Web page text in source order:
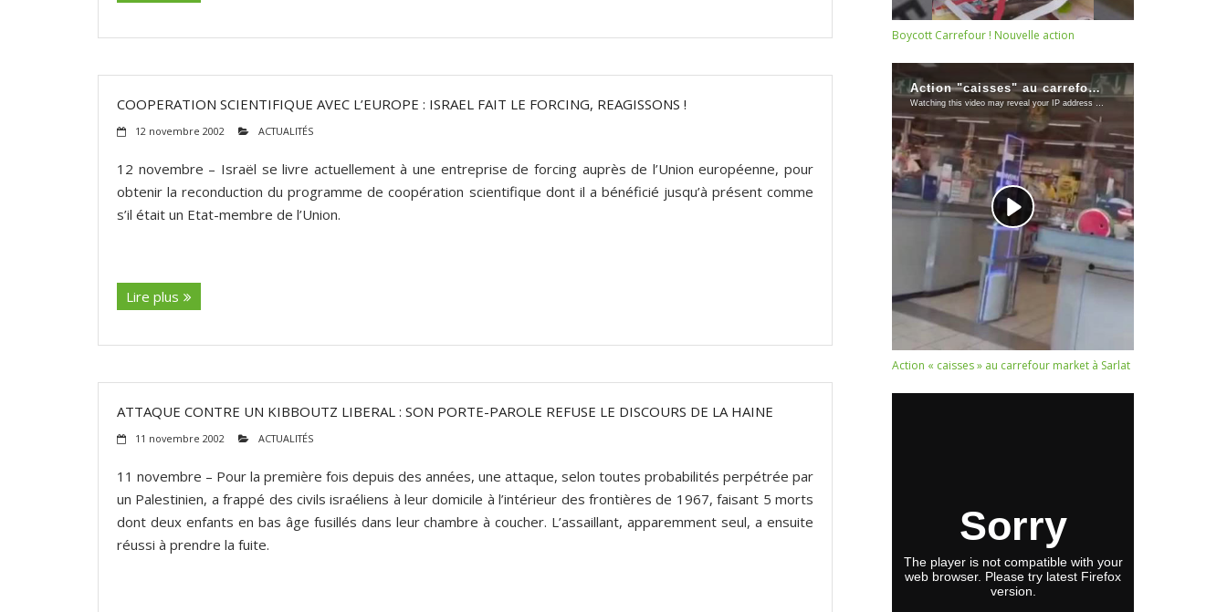
COOPERATION SCIENTIFIQUE AVEC L’EUROPE : ISRAEL FAIT LE FORCING, REAGISSONS !
12 novembre 2002 ACTUALITÉS
12 novembre – Israël se livre actuellement à une entreprise de forcing auprès de l’Union européenne, pour
obtenir la reconduction du programme de coopération scientifique dont il a bénéficié jusqu’à présent comme
s’il était un Etat-membre de l’Union.
Lire plus
ATTAQUE CONTRE UN KIBBOUTZ LIBERAL : SON PORTE-PAROLE REFUSE LE DISCOURS DE LA HAINE
11 novembre 2002 ACTUALITÉS
11 novembre – Pour la première fois depuis des années, une attaque, selon toutes probabilités perpétrée par
un Palestinien, a frappé des civils israéliens à leur domicile à l’intérieur des frontières de 1967, faisant 5 morts
dont deux enfants en bas âge fusillés dans leur chambre à coucher. L’assaillant, apparemment seul, a ensuite
réussi à prendre la fuite.
Boycott Carrefour ! Nouvelle action
Action « caisses » au carrefour market à Sarlat